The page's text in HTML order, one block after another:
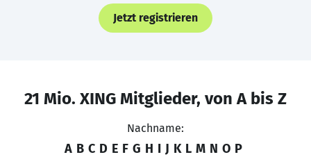
Jetzt registrieren
21 Mio. XING Mitglieder, von A bis Z
Nachname:
A B C D E F G H I J K L M N O P